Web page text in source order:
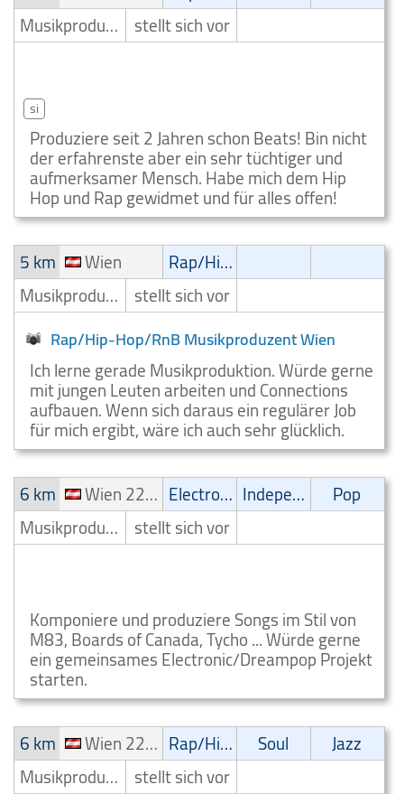
Musikproduzent stellt sich vor
si
Produziere seit 2 Jahren schon Beats! Bin nicht
der erfahrenste aber ein sehr tüchtiger und
aufmerksamer Mensch. Habe mich dem Hip
Hop und Rap gewidmet und für alles offen!
5 km
Wien
Rap/Hip-Hop/RnB
Musikproduzent stellt sich vor
Rap/Hip-Hop/RnB Musikproduzent Wien
Ich lerne gerade Musikproduktion. Würde gerne
mit jungen Leuten arbeiten und Connections
aufbauen. Wenn sich daraus ein regulärer Job
für mich ergibt, wäre ich auch sehr glücklich.
6 km
Wien 22. Bezirk (Donaustadt) Electronic Independent
Pop
Musikproduzent stellt sich vor
Komponiere und produziere Songs im Stil von
M83, Boards of Canada, Tycho ... Würde gerne
ein gemeinsames Electronic/Dreampop Projekt
starten.
6 km
Wien 22. Bezirk (Donaustadt) Rap/Hip-Hop/RnB Soul
Jazz
Musikproduzent stellt sich vor